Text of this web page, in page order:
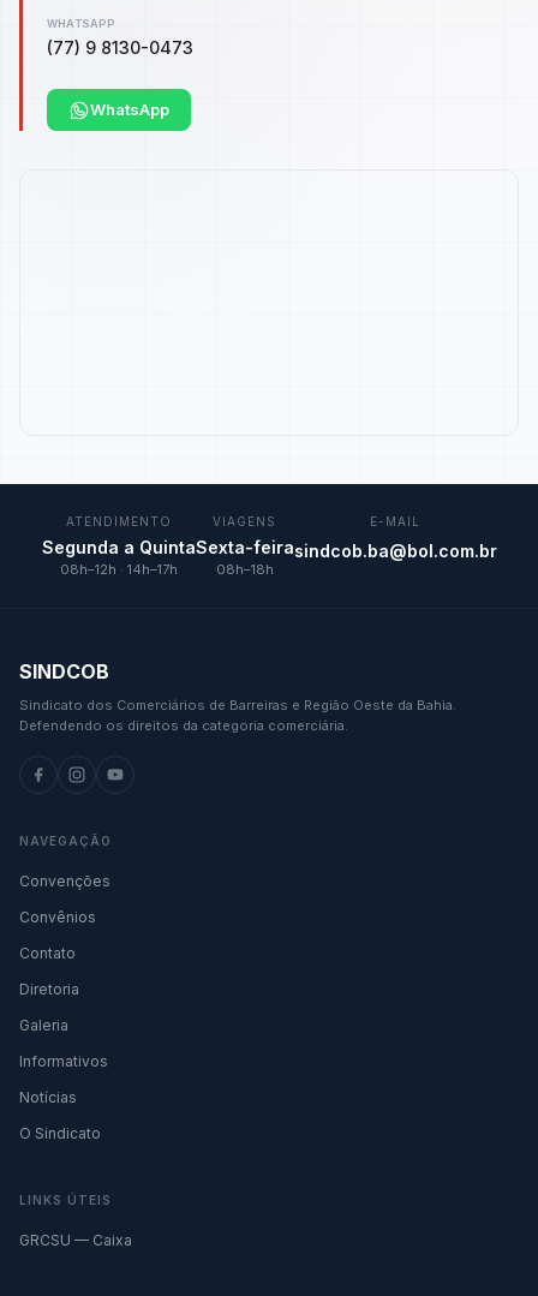
WHATSAPP
(77) 9 8130-0473
WhatsApp
ATENDIMENTO
Segunda a Quinta
08h–12h · 14h–17h
VIAGENS
Sexta-feira
08h–18h
E-MAIL
sindcob.ba@bol.com.br
SINDCOB
Sindicato dos Comerciários de Barreiras e Região Oeste da Bahia.
Defendendo os direitos da categoria comerciária.
NAVEGAÇÃO
Convenções
Convênios
Contato
Diretoria
Galeria
Informativos
Notícias
O Sindicato
LINKS ÚTEIS
GRCSU — Caixa